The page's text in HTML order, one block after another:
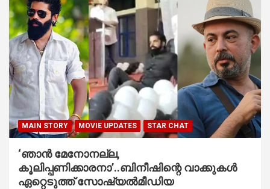
MAIN STORY MOVIE UPDATES STAR CHAT
‘ഞാന്‍ മേനോനല്ല,
കൂലിപ്പണിക്കാരനാ’..ബിനീഷിന്റെ വാക്കുകള്‍
ഏറ്റെടുത്ത് സോഷ്യല്‍മീഡിയ